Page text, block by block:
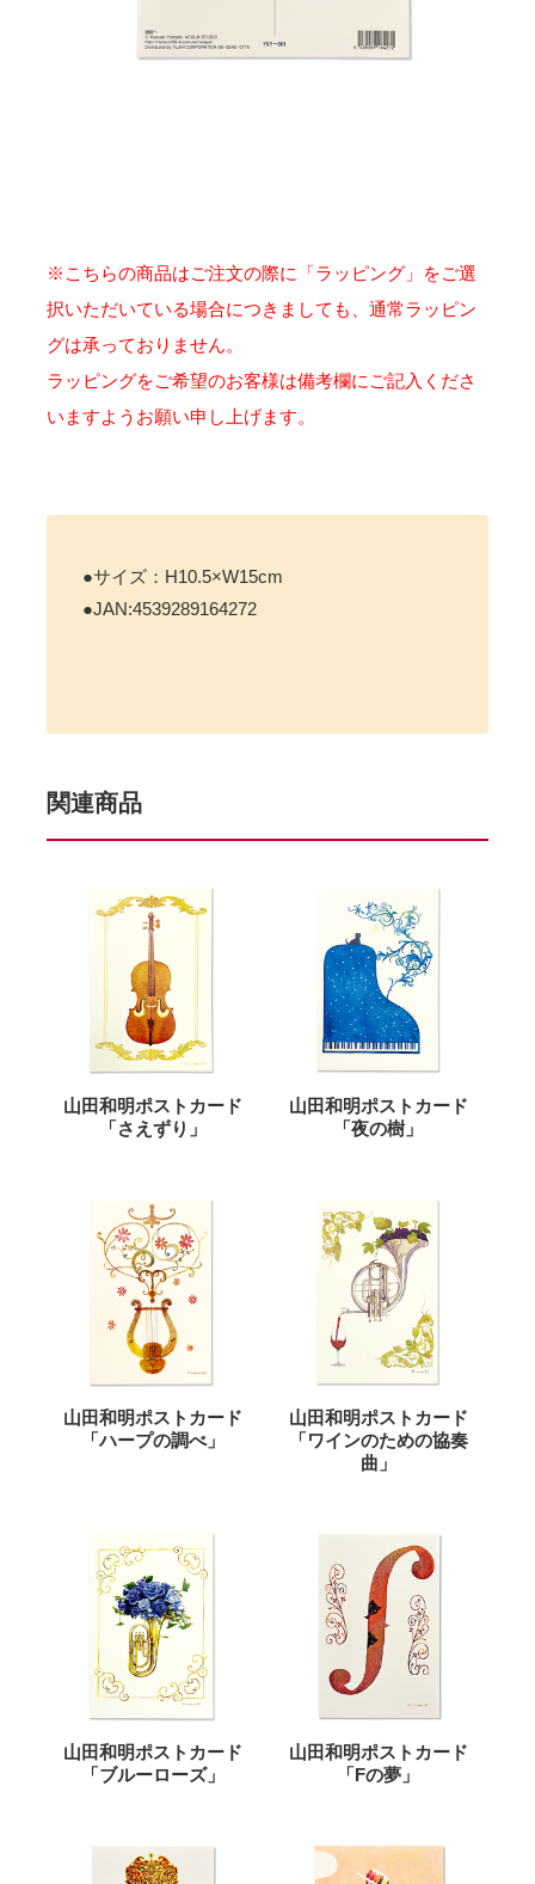
※こちらの商品はご注文の際に「ラッピング」をご選
択いただいている場合につきましても、通常ラッピン
グは承っておりません。
ラッピングをご希望のお客様は備考欄にご記入くださ
いますようお願い申し上げます。
●サイズ：H10.5×W15cm
●JAN:4539289164272
関連商品
山田和明ポストカード
「さえずり」
山田和明ポストカード
「夜の樹」
山田和明ポストカード
「ハープの調べ」
山田和明ポストカード
「ワインのための協奏
曲」
山田和明ポストカード
「ブルーローズ」
山田和明ポストカード
「Fの夢」